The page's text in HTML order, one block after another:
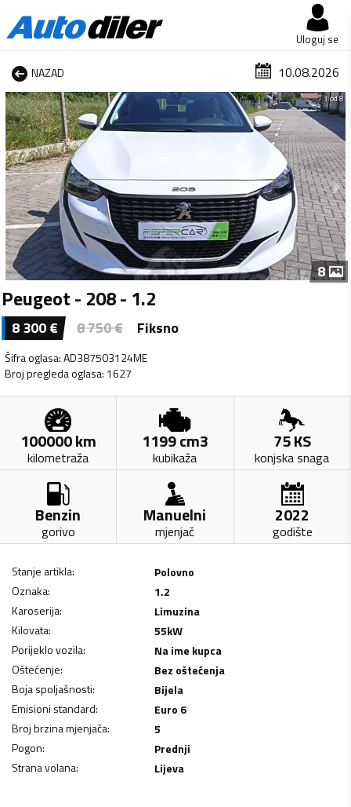
Uloguj se
NAZAD 10.08.2026
1 od 8
8
Peugeot - 208 - 1.2
8 300€ 8 750€ Fiksno
Šifra oglasa:AD387503124ME
Broj pregleda oglasa: 1627
100000km
kilometraža
1199cm3
kubikaža
75KS
konjska snaga
Benzin
gorivo
Manuelni
mjenjač
2022
godište
Stanje artikla:
Polovno
Oznaka:
1.2
Karoserija:
Limuzina
Kilovata: 55kW
Porijeklo vozila:
Na ime kupca
Oštećenje:
Bez oštećenja
Boja spoljašnosti:
Bijela
Emisioni standard:
Euro 6
Broj brzina mjenjača:
5
Pogon:
Prednji
Strana volana: Lijeva